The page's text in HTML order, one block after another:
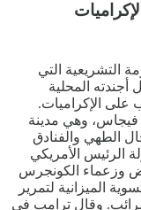
التشريعية التي
أجندته المحلية
على الإكراميات.
وهي مدينة
الطهي والفنادق
الرئيس الأمريكي
وزعماء الكونجرس
الميزانية لتمرير
وقال ترامب في